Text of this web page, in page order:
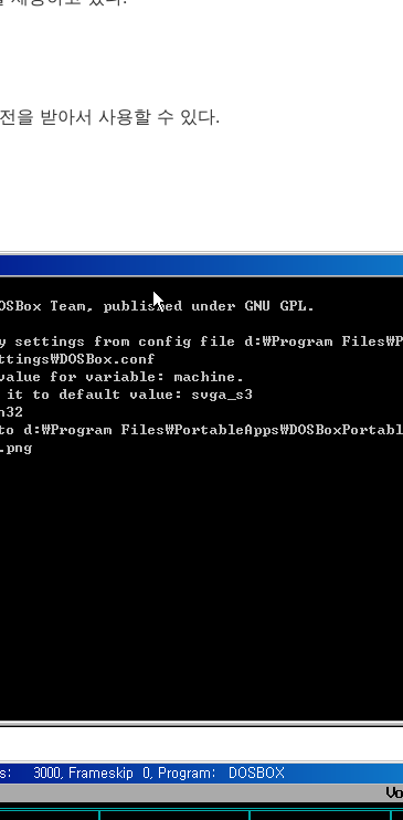
을 받아서 사용할 수 있다.